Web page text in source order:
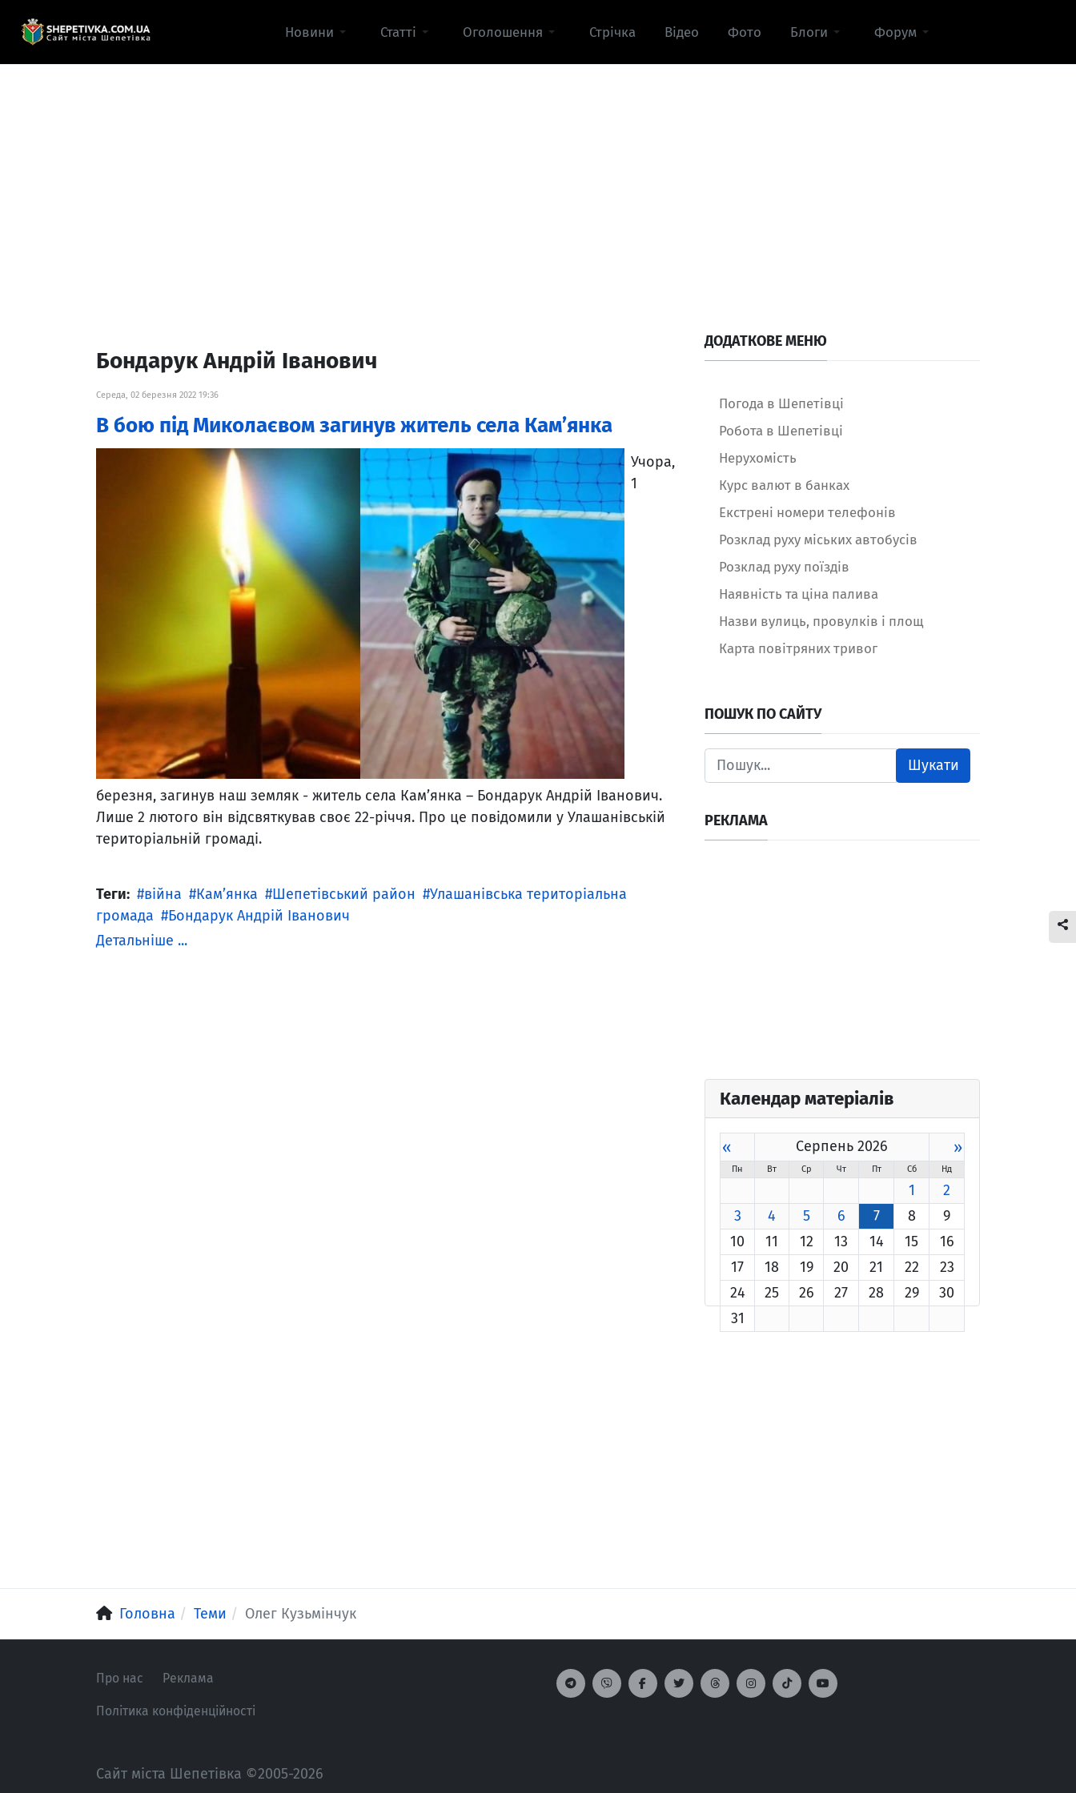
Новини Статті Оголошення Стрічка Відео Фото Блоги Форум
Бондарук Андрій Іванович
Середа, 02 березня 2022 19:36
В бою під Миколаєвом загинув житель села Кам’янка
Учора,
1
березня, загинув наш земляк - житель села Кам’янка – Бондарук Андрій Іванович.
Лише 2 лютого він відсвяткував своє 22-річчя. Про це повідомили у Улашанівській
територіальній громаді.
Теги: війна Кам’янка Шепетівський район
Улашанівська територіальна
громада
Бондарук Андрій Іванович
Детальніше ...
ДОДАТКОВЕ МЕНЮ
Погода в Шепетівці
Робота в Шепетівці
Нерухомість
Курс валют в банках
Екстрені номери телефонів
Розклад руху міських автобусів
Розклад руху поїздів
Наявність та ціна палива
Назви вулиць, провулків і площ
Карта повітряних тривог
ПОШУК ПО САЙТУ
Шукати
РЕКЛАМА
Календар матеріалів
« Серпень 2026 »
Пн Вт Ср Чт Пт Сб Нд
1
2
3
4 5 6 7 8
9
10
11 12 13 14 15
16
17
18 19 20 21 22
23
24
25 26 27 28 29
30
31
Головна Теми Олег Кузьмінчук
Про нас Реклама
Політика конфіденційності
Сайт міста Шепетівка ©2005-2026